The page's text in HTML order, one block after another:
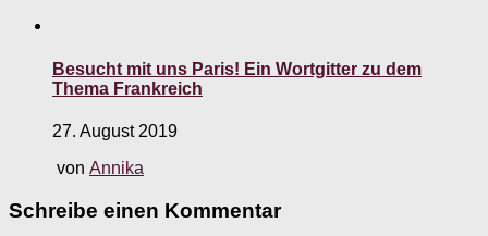
Besucht mit uns Paris! Ein Wortgitter zu dem
Thema Frankreich
27. August 2019
von Annika
Schreibe einen Kommentar